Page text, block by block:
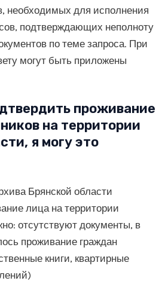
необходимых для исполнения
подтверждающих неполноту
по теме запроса. При
могут быть приложены
проживание
на территории
я могу это
Брянской области
лица на территории
отсутствуют документы, в
проживание граждан
книги, квартирные